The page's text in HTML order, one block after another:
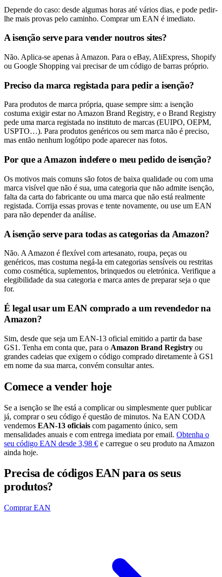
Depende do caso: desde algumas horas até vários dias, e pode pedir-
lhe mais provas pelo caminho. Comprar um EAN é imediato.
A isenção serve para vender noutros sites?
Não. Aplica-se apenas à Amazon. Para o eBay, AliExpress, Shopify
ou Google Shopping vai precisar de um código de barras próprio.
Preciso da marca registada para pedir a isenção?
Para produtos de marca própria, quase sempre sim: a isenção
costuma exigir estar no Amazon Brand Registry, e o Brand Registry
pede uma marca registada no instituto de marcas (EUIPO, OEPM,
USPTO…). Para produtos genéricos ou sem marca não é preciso,
mas então nenhum logótipo pode aparecer nas fotos.
Por que a Amazon indefere o meu pedido de isenção?
Os motivos mais comuns são fotos de baixa qualidade ou com uma
marca visível que não é sua, uma categoria que não admite isenção,
falta da carta do fabricante ou uma marca que não está realmente
registada. Corrija essas provas e tente novamente, ou use um EAN
para não depender da análise.
A isenção serve para todas as categorias da Amazon?
Não. A Amazon é flexível com artesanato, roupa, peças ou
genéricos, mas costuma negá-la em categorias sensíveis ou restritas
como cosmética, suplementos, brinquedos ou eletrónica. Verifique a
elegibilidade da sua categoria e marca antes de preparar seja o que
for.
É legal usar um EAN comprado a um revendedor na
Amazon?
Sim, desde que seja um EAN-13 oficial emitido a partir da base
GS1. Tenha em conta que, para o Amazon Brand Registry ou
grandes cadeias que exigem o código comprado diretamente à GS1
em nome da sua marca, convém consultar antes.
Comece a vender hoje
Se a isenção se lhe está a complicar ou simplesmente quer publicar
já, comprar o seu código é questão de minutos. Na EAN CODA
vendemos EAN-13 oficiais com pagamento único, sem
mensalidades anuais e com entrega imediata por email. Obtenha o
seu código EAN desde 3,98 € e carregue o seu produto na Amazon
ainda hoje.
Precisa de códigos EAN para os seus
produtos?
Comprar EAN